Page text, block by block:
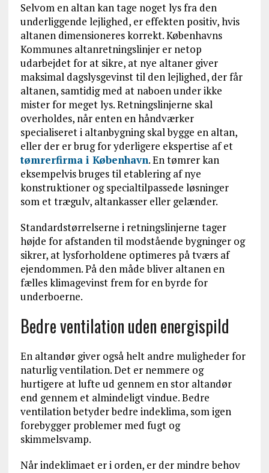
Selvom en altan kan tage noget lys fra den
underliggende lejlighed, er effekten positiv, hvis
altanen dimensioneres korrekt. Københavns
Kommunes altanretningslinjer er netop
udarbejdet for at sikre, at nye altaner giver
maksimal dagslysgevinst til den lejlighed, der får
altanen, samtidig med at naboen under ikke
mister for meget lys. Retningslinjerne skal
overholdes, når enten en håndværker
specialiseret i altanbygning skal bygge en altan,
eller der er brug for yderligere ekspertise af et
tømrerfirma i København. En tømrer kan
eksempelvis bruges til etablering af nye
konstruktioner og specialtilpassede løsninger
som et trægulv, altankasser eller gelænder.
Standardstørrelserne i retningslinjerne tager
højde for afstanden til modstående bygninger og
sikrer, at lysforholdene optimeres på tværs af
ejendommen. På den måde bliver altanen en
fælles klimagevinst frem for en byrde for
underboerne.
Bedre ventilation uden energispild
En altandør giver også helt andre muligheder for
naturlig ventilation. Det er nemmere og
hurtigere at lufte ud gennem en stor altandør
end gennem et almindeligt vindue. Bedre
ventilation betyder bedre indeklima, som igen
forebygger problemer med fugt og
skimmelsvamp.
Når indeklimaet er i orden, er der mindre behov